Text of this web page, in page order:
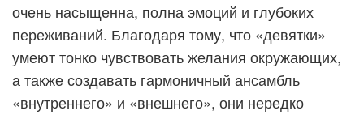
очень насыщенна, полна эмоций и глубоких
переживаний. Благодаря тому, что «девятки»
умеют тонко чувствовать желания окружающих,
а также создавать гармоничный ансамбль
«внутреннего» и «внешнего», они нередко